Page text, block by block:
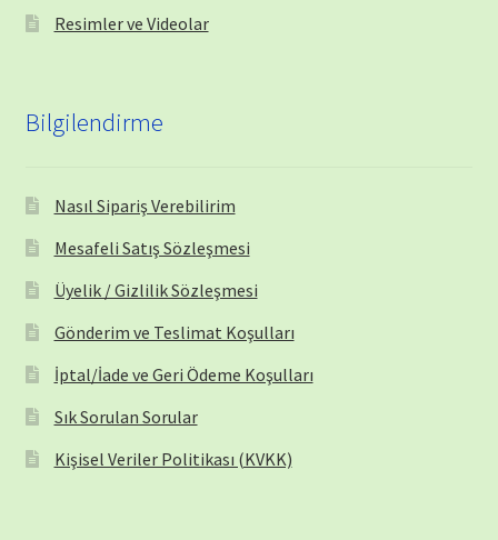
Resimler ve Videolar
Bilgilendirme
Nasıl Sipariş Verebilirim
Mesafeli Satış Sözleşmesi
Üyelik / Gizlilik Sözleşmesi
Gönderim ve Teslimat Koşulları
İptal/İade ve Geri Ödeme Koşulları
Sık Sorulan Sorular
Kişisel Veriler Politikası (KVKK)